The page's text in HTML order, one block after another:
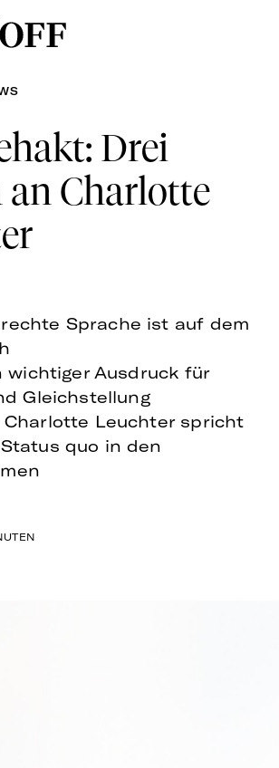
Drei
an Charlotte
Sprache ist auf dem
wichtiger Ausdruck für
Gleichstellung
Charlotte Leuchter spricht
quo in den